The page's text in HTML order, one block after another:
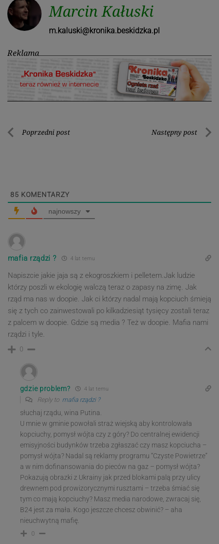
Marcin Kałuski
m.kaluski@kronika.beskidzka.pl
Reklama
Nawigacja
Poprzedni post Następny post
85 KOMENTARZY
najnowszy
mafia rządzi ? 4 lat temu
Napiszcie jakie jaja są z ekogroszkiem i pelletem.Jak ludzie
którzy poszli w ekologię walczą teraz o zapasy na zimę. Jak
rząd ma nas w doopie. Jak ci którzy nadal mają kopciuch śmieją
się z tych co zainwestowali po kilkadziesiąt tysięcy zostali teraz
z palcem w doopie. Gdzie są media ? Też w doopie. Mafia nami
rządzi i tyle.
0
gdzie problem? 4 lat temu
Reply to mafia rządzi ?
słuchaj rządu, wina Putina.
U mnie w gminie powołali straż wiejską aby kontrolowała
kopciuchy, pomysł wójta czy z góry? Do centralnej ewidencji
emisyjności budynków trzeba zgłaszać czy masz kopciucha –
pomysł wójta? Nadal są reklamy programu “Czyste Powietrze”
a w nim dofinansowania do pieców na gaz – pomysł wójta?
Pokazują obrazki z Ukrainy jak przed blokami palą przy ulicy
drewnem pod prowizorycznymi rusztami – trzeba śmiać się
tym co mają kopciuchy? Masz media narodowe, zwracaj się,
B24 jest za mała. Kogo jeszcze chcesz obwinić? – aha
nieuchwytną mafię.
0